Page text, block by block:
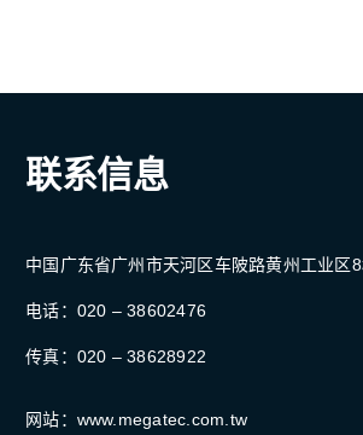
联系信息
中国广东省广州市天河区车陂路黄州工业区
电话：020 – 38602476
传真：020 – 38628922
网站：www.megatec.com.tw